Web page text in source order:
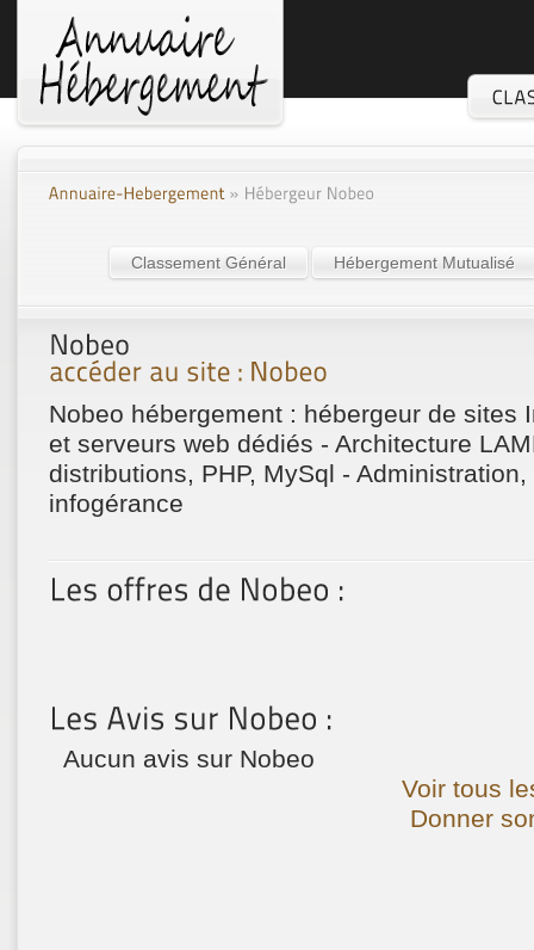
Classement Général Hébergement Mutualisé
Nobeo hébergement : hébergeur de sites
et serveurs web dédiés - Architecture
distributions, PHP, MySql -
infogérance
Aucun avis sur Nobeo
Voir tous
Donner